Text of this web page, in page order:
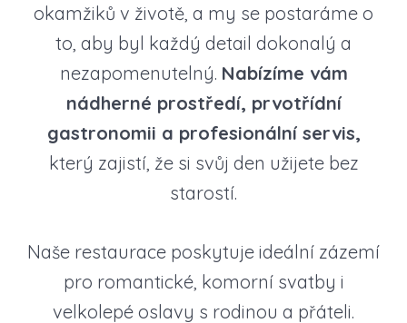
okamžiků v životě, a my se postaráme o
to, aby byl každý detail dokonalý a
nezapomenutelný. Nabízíme vám
nádherné prostředí, prvotřídní
gastronomii a profesionální servis,
který zajistí, že si svůj den užijete bez
starostí.
Naše restaurace poskytuje ideální zázemí
pro romantické, komorní svatby i
velkolepé oslavy s rodinou a přáteli.